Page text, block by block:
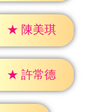
★ 陳美琪
★ 許常德